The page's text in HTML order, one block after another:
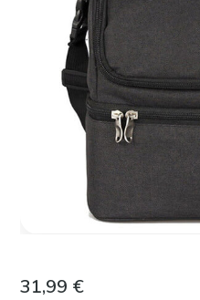
31,99 €